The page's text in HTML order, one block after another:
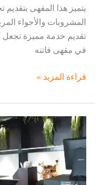
يتميز هذا المقهى بتقديم
المشروبات والأجواء
تقديم خدمة مميزة تجعل
في مقهى فاتنه
فاتنه
فرع
الدائري
-المدينة
المنورة
قراءة المزيد »